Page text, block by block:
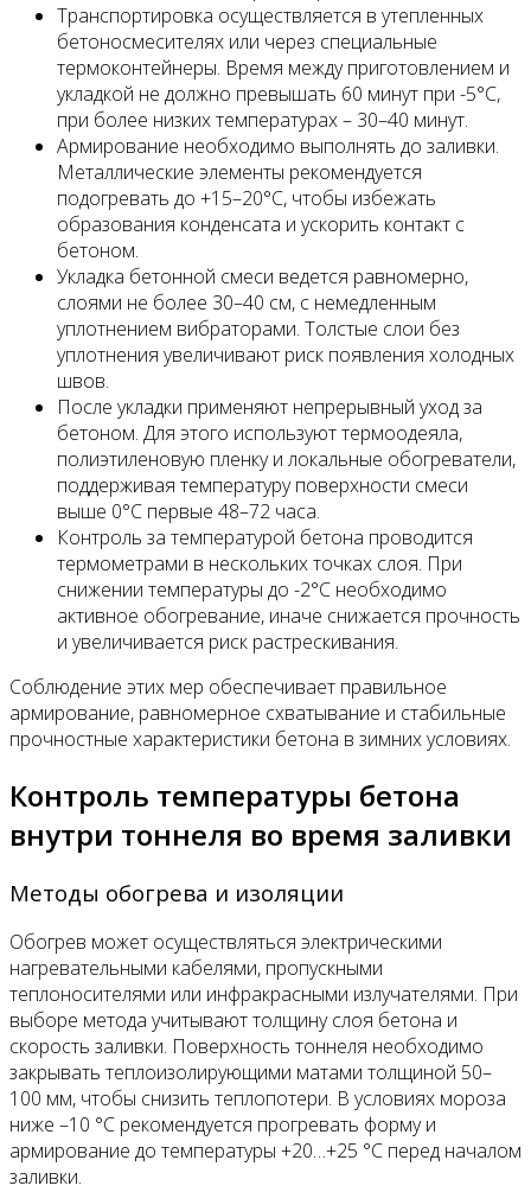
Транспортировка осуществляется в утепленных
бетоносмесителях или через специальные
термоконтейнеры. Время между приготовлением и
укладкой не должно превышать 60 минут при -5°C,
при более низких температурах – 30–40 минут.
Армирование необходимо выполнять до заливки.
Металлические элементы рекомендуется
подогревать до +15–20°C, чтобы избежать
образования конденсата и ускорить контакт с
бетоном.
Укладка бетонной смеси ведется равномерно,
слоями не более 30–40 см, с немедленным
уплотнением вибраторами. Толстые слои без
уплотнения увеличивают риск появления холодных
швов.
После укладки применяют непрерывный уход за
бетоном. Для этого используют термоодеяла,
полиэтиленовую пленку и локальные обогреватели,
поддерживая температуру поверхности смеси
выше 0°C первые 48–72 часа.
Контроль за температурой бетона проводится
термометрами в нескольких точках слоя. При
снижении температуры до -2°C необходимо
активное обогревание, иначе снижается прочность
и увеличивается риск растрескивания.
Соблюдение этих мер обеспечивает правильное
армирование, равномерное схватывание и стабильные
прочностные характеристики бетона в зимних условиях.
Контроль температуры бетона
внутри тоннеля во время заливки
Методы обогрева и изоляции
Обогрев может осуществляться электрическими
нагревательными кабелями, пропускными
теплоносителями или инфракрасными излучателями. При
выборе метода учитывают толщину слоя бетона и
скорость заливки. Поверхность тоннеля необходимо
закрывать теплоизолирующими матами толщиной 50–
100 мм, чтобы снизить теплопотери. В условиях мороза
ниже –10 °C рекомендуется прогревать форму и
армирование до температуры +20…+25 °C перед началом
заливки.